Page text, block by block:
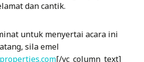
dan cantik.
untuk menyertai acara ini
sila emel
[/vc_column_text]